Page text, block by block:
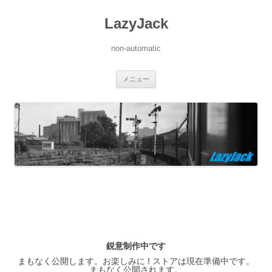
LazyJack
non-automatic
メニュー
ツ
へ
ス
キ
ッ
プ
鋭意制作中です
まもなく公開します。お楽しみに ! ストアは現在準備中です。
まもなく公開されます。